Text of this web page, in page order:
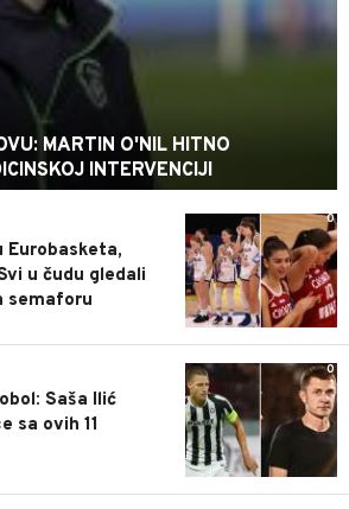
MARTIN O'NIL HITNO
INTERVENCIJI
0
u čudu gledali
semaforu
0
Saša Ilić
sa ovih 11